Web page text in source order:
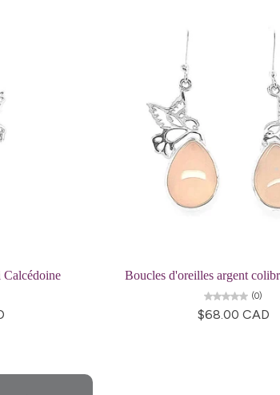
Boucles d'oreilles argent
(0)
$68.00 CAD